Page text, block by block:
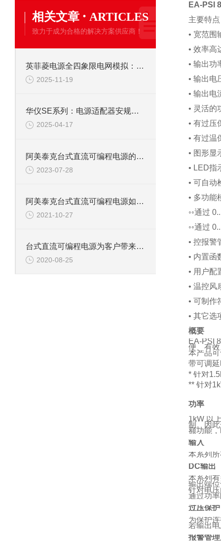
相关文章 · ARTICLES
致力于成为合格的解决方案供应商！
英菲菱电源全四象限电网模拟：全面解读与应用场景
2025-11-19
华仪SE系列：电源适配器安规测试的高效合规利器
2025-04-17
阿美泰克台式直流可编程电源的正确使用和维护
2023-07-28
阿美泰克台式直流可编程电源如何保养维护？
2021-10-27
台式直流可编程电源为客户带来很大的方便
2020-08-25
EA-PSI
主要特点
• 宽范围
• 效率高
• 输出功
• 输出电
• 输出电
• 灵活的
• 有过压
• 有过温
• 图形显
• LED指
• 可自动
• 多功能
◦◦通过
◦◦通过
• 控报警
• 内置函
• 用户配
• 温控风
• 可制作
• 其它选
概要
EA-PSI
便、有
本产品
带可调
* 针对
** 针对
功率
1kW 以
制。因
额功能
输入
本系列
DC输出
本系列
输出端
针对电
通过功
过压保
为保护
若输出
报警管